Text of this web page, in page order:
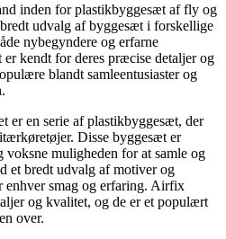
inden for plastikbyggesæt af fly og
udvalg af byggesæt i forskellige
nybegyndere og erfarne
kendt for deres præcise detaljer og
blandt samleentusiaster og
en serie af plastikbyggesæt, der
Disse byggesæt er
voksne muligheden for at samle og
et bredt udvalg af motiver og
enhver smag og erfaring. Airfix
og kvalitet, og de er et populært
over.